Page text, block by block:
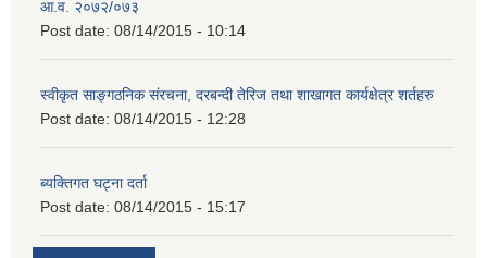
आ.व. २०७२/०७३
Post date: 08/14/2015 - 10:14
स्वीकृत साङ्गठनिक संरचना, दरबन्दी तेरिज तथा शाखागत कार्यक्षेत्र शर्तहरु
Post date: 08/14/2015 - 12:28
ब्यक्तिगत घट्ना दर्ता
Post date: 08/14/2015 - 15:17